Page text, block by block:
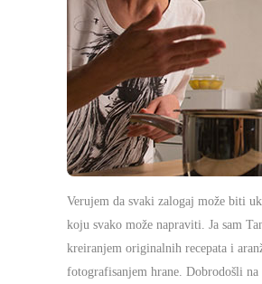
Verujem da svaki zalogaj može biti
koju svako može napraviti. Ja sam
kreiranjem originalnih recepata i
fotografisanjem hrane. Dobrodošli